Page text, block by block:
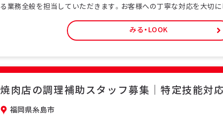
る業務全般を担当していただきます。お客様への丁寧な対応を大切に
して働ける環境です。未経験の方でも研修制度があり、日本の飲食サ
ます。正社員として安定した雇用形態で、長期的なキャリア形成が可
みる・LOOK
焼肉店の調理補助スタッフ募集｜特定技能対応
福岡県糸島市